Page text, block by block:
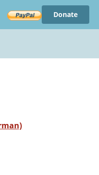
Donate